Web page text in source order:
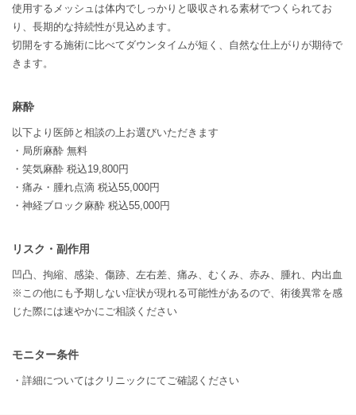
使用するメッシュは体内でしっかりと吸収される素材でつくられてお
り、長期的な持続性が見込めます。
切開をする施術に比べてダウンタイムが短く、自然な仕上がりが期待で
きます。
麻酔
以下より医師と相談の上お選びいただきます
・局所麻酔 無料
・笑気麻酔 税込19,800円
・痛み・腫れ点滴 税込55,000円
・神経ブロック麻酔 税込55,000円
リスク・副作用
凹凸、拘縮、感染、傷跡、左右差、痛み、むくみ、赤み、腫れ、内出血
※この他にも予期しない症状が現れる可能性があるので、術後異常を感
じた際には速やかにご相談ください
モニター条件
・詳細についてはクリニックにてご確認ください